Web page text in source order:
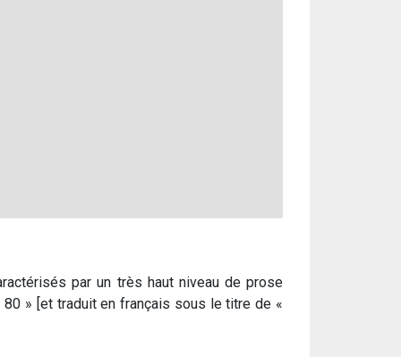
par un très haut niveau de prose
» [et traduit en français sous le titre de «